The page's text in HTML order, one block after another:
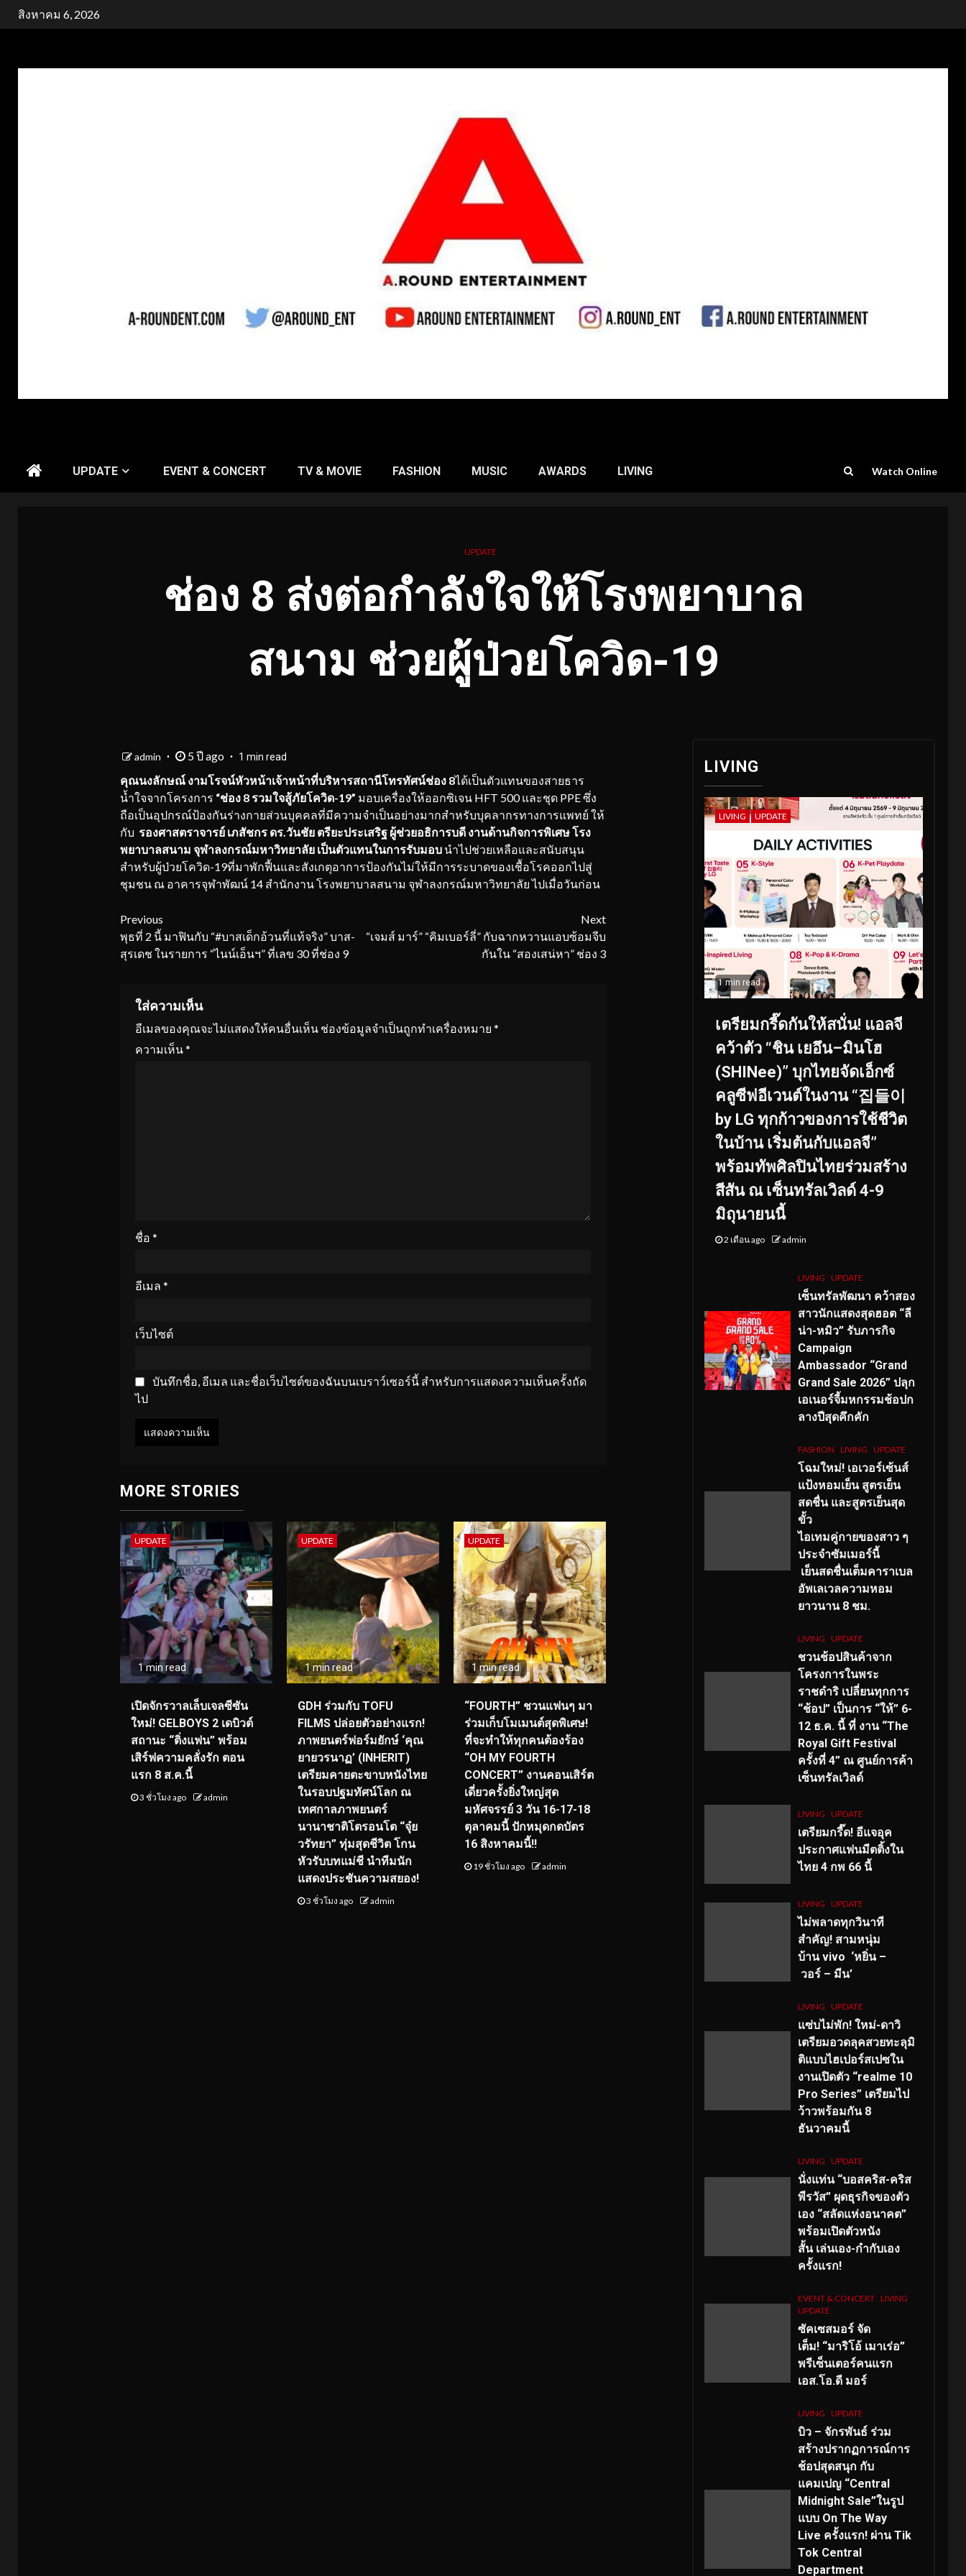
Skipสิงหาคม 6, 2026
UPDATE EVENT & CONCERT TV & MOVIE FASHION MUSIC AWARDS LIVING Watch Online
UPDATE
ช่อง 8 ส่งต่อกำลังใจให้โรงพยาบาล
สนาม ช่วยผู้ป่วยโควิด-19
admin 5 ปี ago 1 min read
คุณนงลักษณ์ งามโรจน์หัวหน้าเจ้าหน้าที่บริหารสถานีโทรทัศน์ช่อง 8ได้เป็นตัวแทนของสายธาร
น้ำใจจากโครงการ “ช่อง 8 รวมใจสู้ภัยโควิด-19” มอบเครื่องให้ออกซิเจน HFT 500 และชุด PPE ซึ่ง
ถือเป็นอุปกรณ์ป้องกันร่างกายส่วนบุคคลที่มีความจำเป็นอย่างมากสำหรับบุคลากรทางการแพทย์ ให้
กับ รองศาสตราจารย์ เภสัชกร ดร.วันชัย ตรียะประเสริฐ ผู้ช่วยอธิการบดี งานด้านกิจการพิเศษ โรง
พยาบาลสนาม จุฬาลงกรณ์มหาวิทยาลัย เป็นตัวแทนในการรับมอบนำไปช่วยเหลือและสนับสนุน
สำหรับผู้ป่วยโควิด-19ที่มาพักฟื้นและสังเกตุอาการป้องกันไม่ให้มีการระบาดของเชื้อโรคออกไปสู่
ชุมชน ณ อาคารจุฬาพัฒน์ 14 สำนักงาน โรงพยาบาลสนาม จุฬาลงกรณ์มหาวิทยาลัย ไปเมื่อวันก่อน
Continue
Reading
Previous
พุธที่ 2 นี้ มาฟินกับ “#บาสเด็กอ้วนที่แท้จริง” บาส-
สุรเดช ในรายการ “ไนน์เอ็นฯ” ที่เลข 30 ที่ช่อง 9
Next
“เจมส์ มาร์” “คิมเบอร์ลี่” กับฉากหวานแอบซ้อมจีบ
กันใน “สองเสน่หา” ช่อง 3
ใส่ความเห็น
อีเมลของคุณจะไม่แสดงให้คนอื่นเห็น ช่องข้อมูลจำเป็นถูกทำเครื่องหมาย *
ความเห็น*
ชื่อ *
อีเมล *
เว็บไซต์
บันทึกชื่อ, อีเมล และชื่อเว็บไซต์ของฉันบนเบราว์เซอร์นี้ สำหรับการแสดงความเห็นครั้งถัด
ไป
MORE STORIES
UPDATE
1 min read
เปิดจักรวาลเล็บเจลซีซัน
ใหม่! GELBOYS 2 เดบิวต์
สถานะ “ติ่งแฟน” พร้อม
เสิร์ฟความคลั่งรัก ตอน
แรก 8 ส.ค.นี้
3 ชั่วโมง ago admin
UPDATE
1 min read
GDH ร่วมกับ TOFU
FILMS ปล่อยตัวอย่างแรก!
ภาพยนตร์ฟอร์มยักษ์ ‘คุณ
ยายวรนาฏ’ (INHERIT)
เตรียมคายตะขาบหนังไทย
ในรอบปฐมทัศน์โลก ณ
เทศกาลภาพยนตร์
นานาชาติโตรอนโต “จุ๋ย
วรัทยา” ทุ่มสุดชีวิต โกน
หัวรับบทแม่ชี นำทีมนัก
แสดงประชันความสยอง!
3 ชั่วโมง ago admin
UPDATE
1 min read
“FOURTH” ชวนแฟนๆ มา
ร่วมเก็บโมเมนต์สุดพิเศษ!
ที่จะทำให้ทุกคนต้องร้อง
“OH MY FOURTH
CONCERT” งานคอนเสิร์ต
เดี่ยวครั้งยิ่งใหญ่สุด
มหัศจรรย์ 3 วัน 16-17-18
ตุลาคมนี้ ปักหมุดกดบัตร
16 สิงหาคมนี้!!
19 ชั่วโมง ago admin
LIVING
LIVING UPDATE
1 min read
เตรียมกรี๊ดกันให้สนั่น! แอลจี
คว้าตัว “ชิน เยอึน–มินโฮ
(SHINee)” บุกไทยจัดเอ็กซ์
คลูซีฟอีเวนต์ในงาน “집들이
by LG ทุกก้าวของการใช้ชีวิต
ในบ้าน เริ่มต้นกับแอลจี”
พร้อมทัพศิลปินไทยร่วมสร้าง
สีสัน ณ เซ็นทรัลเวิลด์ 4-9
มิถุนายนนี้
2 เดือน ago admin
LIVING UPDATE
เซ็นทรัลพัฒนา คว้าสอง
สาวนักแสดงสุดฮอต “ลี
น่า-หมิว” รับภารกิจ
Campaign
Ambassador “Grand
Grand Sale 2026” ปลุก
เอเนอร์จี้มหกรรมช้อปก
ลางปีสุดคึกคัก
FASHION LIVING UPDATE
โฉมใหม่! เอเวอร์เซ้นส์
แป้งหอมเย็น สูตรเย็น
สดชื่น และสูตรเย็นสุด
ขั้ว
ไอเทมคู่กายของสาว ๆ
ประจำซัมเมอร์นี้
เย็นสดชื่นเต็มคาราเบล
อัพเลเวลความหอม
ยาวนาน 8 ชม.
LIVING UPDATE
ชวนช้อปสินค้าจาก
โครงการในพระ
ราชดำริ เปลี่ยนทุกการ
“ช้อป” เป็นการ “ให้” 6-
12 ธ.ค. นี้ ที่ งาน “The
Royal Gift Festival
ครั้งที่ 4” ณ ศูนย์การค้า
เซ็นทรัลเวิลด์
LIVING UPDATE
เตรียมกรี๊ด! อีแจอุค
ประกาศแฟนมีตติ้งใน
ไทย 4 กพ 66 นี้
LIVING UPDATE
ไม่พลาดทุกวินาที
สำคัญ! สามหนุ่ม
บ้าน vivo ‘หยิ่น –
วอร์ – มีน’
LIVING UPDATE
แซ่บไม่พัก! ใหม่-ดาวิ
เตรียมอวดลุคสวยทะลุมิ
ติแบบไฮเปอร์สเปซใน
งานเปิดตัว “realme 10
Pro Series” เตรียมไป
ว้าวพร้อมกัน 8
ธันวาคมนี้
LIVING UPDATE
นั่งแท่น “บอสคริส-คริส
พีรวัส” ผุดธุรกิจของตัว
เอง “สลัดแห่งอนาคต”
พร้อมเปิดตัวหนัง
สั้น เล่นเอง-กำกับเอง
ครั้งแรก!
EVENT & CONCERT LIVING
UPDATE
ซัคเซสมอร์ จัด
เต็ม! “มาริโอ้ เมาเร่อ”
พรีเซ็นเตอร์คนแรก
เอส.โอ.ดี มอร์
LIVING UPDATE
บิว – จักรพันธ์ ร่วม
สร้างปรากฏการณ์การ
ช้อปสุดสนุก กับ
แคมเปญ “Central
Midnight Sale”ในรูป
แบบ On The Way
Live ครั้งแรก! ผ่าน Tik
Tok Central
Department